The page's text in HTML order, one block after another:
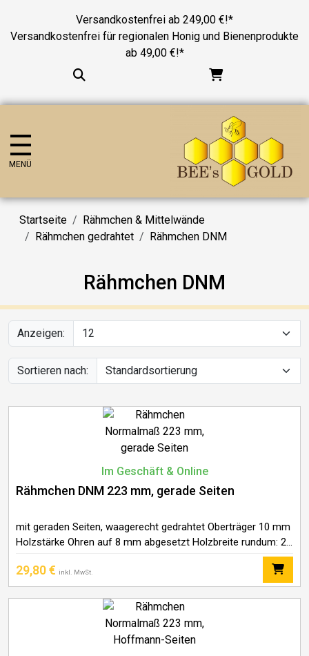
Versandkostenfrei ab 249,00 €!*
Versandkostenfrei für regionalen Honig und Bienenprodukte
ab 49,00 €!*
MENÜ
Startseite
Rähmchen & Mittelwände
Rähmchen gedrahtet
Rähmchen DNM
Rähmchen DNM
Anzeigen:
Sortieren nach:
Im Geschäft & Online
Rähmchen DNM 223 mm, gerade Seiten
mit geraden Seiten, waagerecht gedrahtet Oberträger 10 mm
Holzstärke Ohren auf 8 mm abgesetzt Holzbreite rundum: 25
mm Länge: Oberträger 394 mm / Unterträger 370 mm Höhe:
223 mm Preis
29,80€ inkl. MwSt.